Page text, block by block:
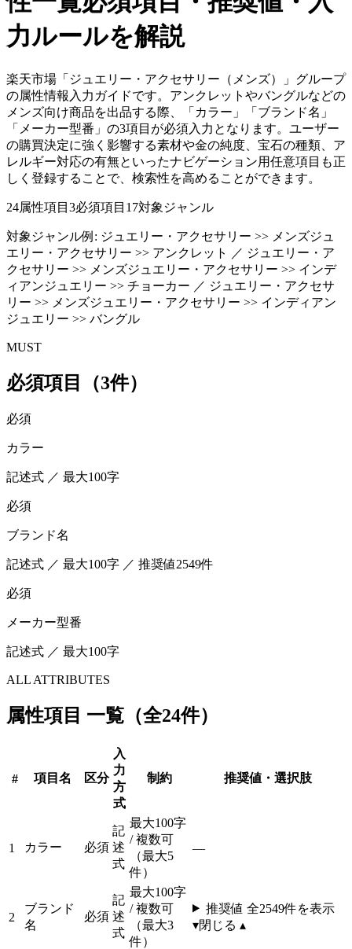
力ルールを解説
楽天市場「ジュエリー・アクセサリー（メンズ）」グループ
の属性情報入力ガイドです。アンクレットやバングルなどの
メンズ向け商品を出品する際、「カラー」「ブランド名」
「メーカー型番」の3項目が必須入力となります。ユーザー
の購買決定に強く影響する素材や金の純度、宝石の種類、ア
レルギー対応の有無といったナビゲーション用任意項目も正
しく登録することで、検索性を高めることができます。
24属性項目 3必須項目 17対象ジャンル
対象ジャンル例: ジュエリー・アクセサリー >> メンズジュ
エリー・アクセサリー >> アンクレット ／ ジュエリー・ア
クセサリー >> メンズジュエリー・アクセサリー >> インデ
ィアンジュエリー >> チョーカー ／ ジュエリー・アクセサ
リー >> メンズジュエリー・アクセサリー >> インディアン
ジュエリー >> バングル
MUST
必須項目（3件）
必須
カラー
記述式 ／ 最大100字
必須
ブランド名
記述式 ／ 最大100字 ／ 推奨値2549件
必須
メーカー型番
記述式 ／ 最大100字
ALL ATTRIBUTES
属性項目 一覧（全24件）
# 項目名 区分
入
力
方
式
制約 推奨値・選択肢
1 カラー 必須
記
述
式
最大100字
/ 複数可
（最大5
件）
—
2
ブランド
名
必須
記
述
式
最大100字
/ 複数可
（最大3
件）
推奨値 全2549件を表示
▾閉じる ▴